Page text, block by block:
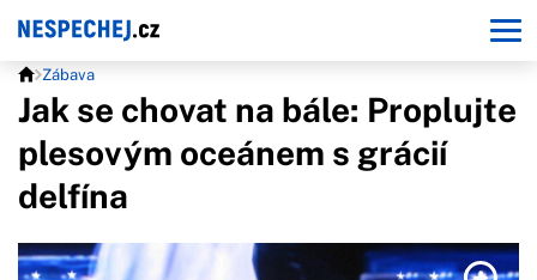
Zábava
Jak se chovat na bále: Proplujte
plesovým oceánem s grácií
delfína